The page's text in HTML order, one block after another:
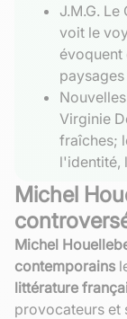
J.M.G.
voit le
évoquent
Virginie
fraîches;
l'identité,
Michel
Michel
contemporains
littérature
provocateurs et